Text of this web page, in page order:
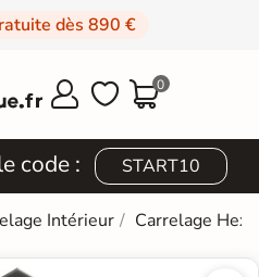
dès 890 €
  0
code : START10
Intérieur Carrelage